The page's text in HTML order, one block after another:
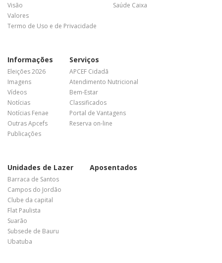
Visão
Valores
Termo de Uso e de Privacidade
Saúde Caixa
Informações
Eleições 2026
Imagens
Vídeos
Notícias
Notícias Fenae
Outras Apcefs
Publicações
Serviços
APCEF Cidadã
Atendimento Nutricional
Bem-Estar
Classificados
Portal de Vantagens
Reserva on-line
Unidades de Lazer
Barraca de Santos
Campos do Jordão
Clube da capital
Flat Paulista
Suarão
Subsede de Bauru
Ubatuba
Aposentados